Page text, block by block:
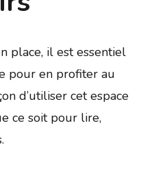
place, il est essentiel
pour en profiter au
d’utiliser cet espace
ce soit pour lire,